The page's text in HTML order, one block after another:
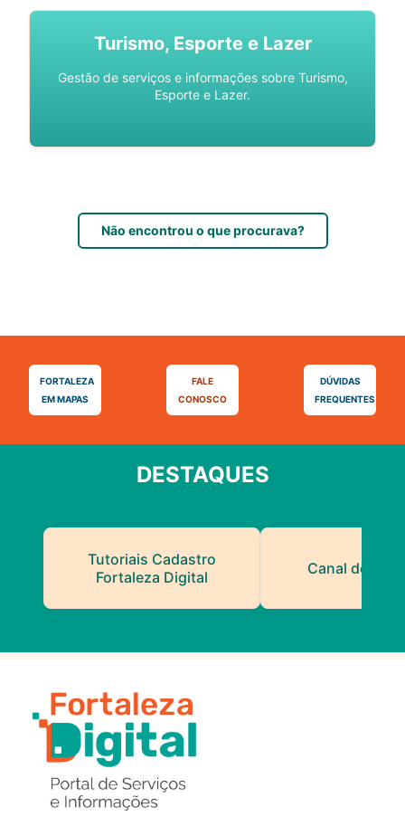
Turismo, Esporte e Lazer
Gestão de serviços e informações sobre Turismo,
Esporte e Lazer.
Não encontrou o que procurava?
FORTALEZA
EM MAPAS
FALE
CONOSCO
DÚVIDAS
FREQUENTES
DESTAQUES
Tutoriais Cadastro
Fortaleza Digital
Canal do